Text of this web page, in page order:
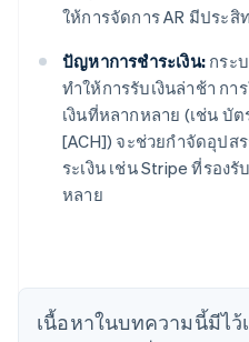
ให้การจัดการ AR มีประสิ
ปัญหาการชําระเงิน: กระ
ทำให้การรับเงินล่าช้า กา
เงินที่หลากหลาย (เช่น บั
[ACH]) จะช่วยกําจัดอุปส
ระเงิน เช่น Stripe ที่รอง
หลาย
เนื้อหาในบทความนี้มีไ
กรีซ
English
เขตบริหารพิเศษฮ่องกง ป
English
简体中文English